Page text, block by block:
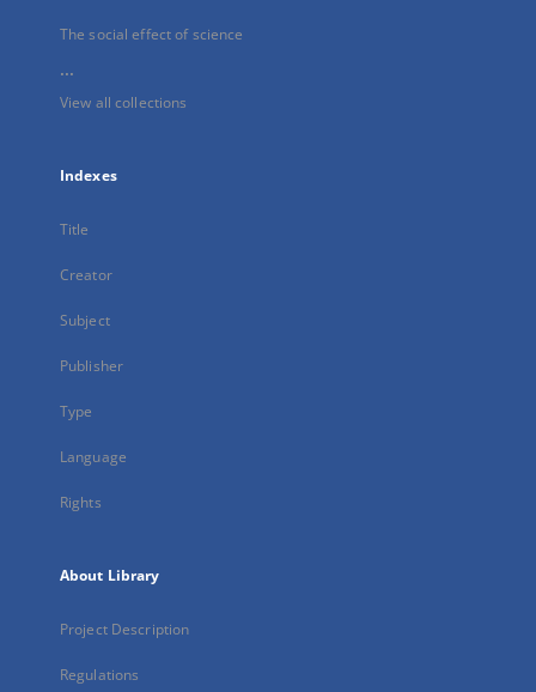
The social effect of science
...
View all collections
Indexes
Title
Creator
Subject
Publisher
Type
Language
Rights
About Library
Project Description
Regulations